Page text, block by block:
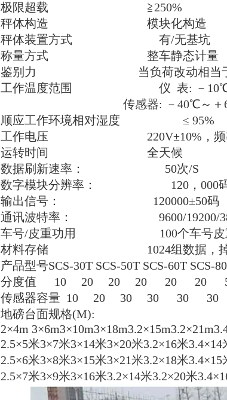
极限超载 ≧250%
秤体构造 模块化构造
秤体装置方式 有/无基坑
称量方式 整车静态计量
鉴别力
当负荷改动相当于1.4d时
工作温度范围
仪 表: －10℃～
传感器: －40℃～＋
顺应工作环境相对湿度 ≤ 95%
工作电压 220V±10%，频率
运转时间 全天候
数据刷新速率：
50次/S
数字模块分辨率：
120，000
输出信号：
120000±50码（满
通讯波特率：
9600/19200/
车号/皮重功用 100个车号皮
材料存储 1024组数据，掉
产品型号SCS-30T SCS-50T SCS-60T SCS-
分度值 10 20 20 20 20 20
传感器容量 10 20 30 30 30
地磅台面规格(M):
2×4m
2.5×5米3×7米3×14米3×20米3.2×16米3.4×14
2.5×6米3×8米3×15米3×21米3.2×18米3.4×15
2.5×7米3×9米3×16米3.2×14米3.2×20米